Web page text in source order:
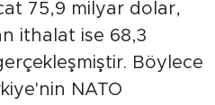
75,9 milyar dolar,
ithalat ise 68,3
Böylece
NATO